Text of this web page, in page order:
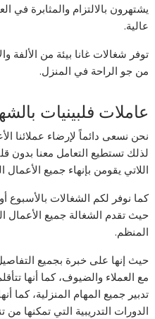
يشتهرون بالالتزام والمثابرة في
عالية.
توفر شغالات غانا بيئة من الألفة
من جو الراحة في المنزل.
عاملات فلبينيات
نحن نسعى دائماً لإرضاء عملائنا
لذلك تستطيع التعامل معنا بدون
اللاتي يقومن بإنهاء جميع الأعمال
كما نوفر لكم الشغالات بالأسبوع
حيث تقدم الشغالة جميع الأعمال
المنظم.
حيث إنها على خبرة بجميع
مع العملاء والضيوف، كما أنها
تدبير جميع المهام المنزلية، كما
الدورات التدريبية التي تمكنها